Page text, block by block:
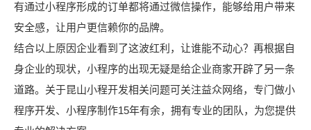
有通过小程序形成的订单都将通过微信操作，能够给用户带来
安全感，让用户更信赖你的品牌。
结合以上原因企业看到了这波红利，让谁能不动心？再根据自
身企业的现状，小程序的出现无疑是给企业商家开辟了另一条
道路。关于昆山小程开发相关问题可关注益众网络，专门做小
程序开发、小程序制作15年有余，拥有专业的团队，为您提供